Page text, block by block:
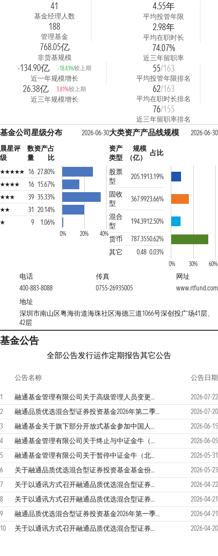
41
基金经理人数
188
管理基金
768.05亿
非货基规模
-134.90亿 -18.43%较上期
近一年规模增长
26.38亿 3.81%较上期
近三年规模增长
4.55年
平均投管年限
2.98年
平均在职时长
74.07%
近三年留职率
55/163
平均投管年限排名
62/163
平均在职时长排名
76/155
近三年留职率排名
基金公司星级分布
2026-06-30
晨星评
级
数
量
资产占
比
16 27.80%
16 15.67%
39 35.33%
31 20.14%
9
1.06%
0% 20% 40%
大类资产产品线规模
2026-06-30
资产
类型
规模
（亿）
占比
股票
型
205.1913.19%
固收
型
367.9923.66%
混合
型
194.3912.50%
货币
787.3550.62%
其它
0.48 0.03%
0% 30% 60%
电话
400-883-8088
传真
0755-26935005
网址
www.rtfund.com
地址
深圳市南山区粤海街道海珠社区海德三道1066号深创投广场41层、
42层
基金公告
全部公告发行运作定期报告其它公告
公告名称 公告日期
1 融通基金管理有限公司关于高级管理人员变更的公告
2026-07-22
2
融通品质优选混合型证券投资基金2026年第二季度报告
2026-07-20
3
融通基金关于旗下部分开放式基金参加中国人寿保险股份有限公司前端申购费率优惠活动及开通相关业务的公告
2026-06-15
4
融通基金管理有限公司关于终止与中证金牛（北京）基金销售有限公司相关销售业务的公告
2026-06-05
5
融通基金管理有限公司关于暂停中证金牛（北京）基金销售有限公司办理相关销售业务的公告
2026-05-31
6
关于融通品质优选混合型证券投资基金基金份额持有人大会会议情况的公告
2026-05-23
7
关于以通讯方式召开融通品质优选混合型证券投资基金基金份额持有人大会的第二次提示性公告
2026-04-22
8
关于以通讯方式召开融通品质优选混合型证券投资基金基金份额持有人大会的第一次提示性公告
2026-04-21
9
融通品质优选混合型证券投资基金2026年第一季度报告
2026-04-21
10
关于以通讯方式召开融通品质优选混合型证券投资基金基金份额持有人大会的公告 2026-04-20